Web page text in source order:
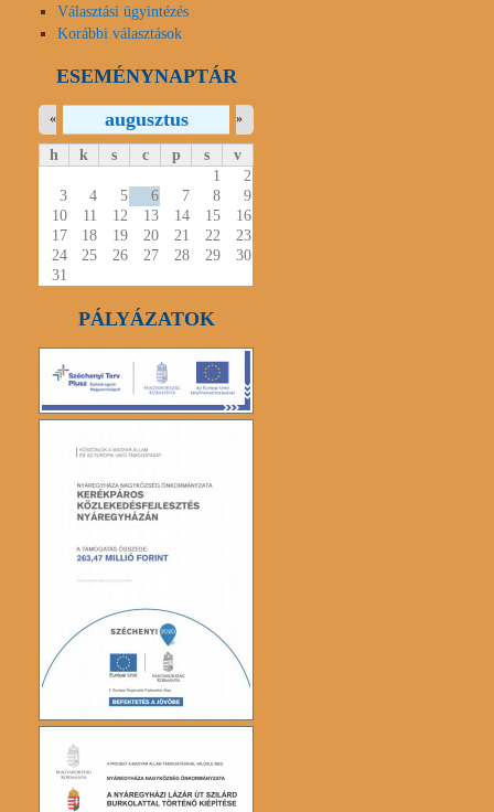
Választási ügyintézés
Korábbi választások
ESEMÉNYNAPTÁR
augusztus
« »
h k s c p s
v
1
2
3
4 5 6 7 8
9
10
11 12 13 14 15
16
17
18 19 20 21 22
23
24
25 26 27 28 29
30
31
PÁLYÁZATOK